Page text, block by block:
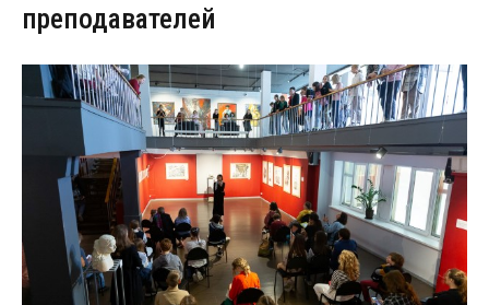
Центр непрерывного образования
Конкурсы
Творческий инкубатор
преподавателей